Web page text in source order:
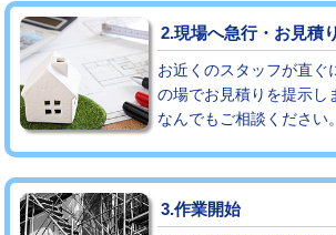
廃棄・処分 現
※給水管工事は20mmまでの価格です。
2.現場へ急行・お見積り
お近くのスタッフが直ぐ
の場でお見積りを提示し
なんでもご相談ください。
3.作業開始